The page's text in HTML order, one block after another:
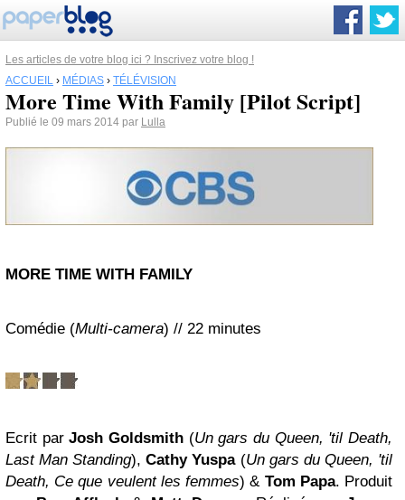
Les articles de votre blog ici ? Inscrivez votre blog !
ACCUEIL › MÉDIAS › TÉLÉVISION
More Time With Family [Pilot Script]
Publié le 09 mars 2014 par Lulla
MORE TIME WITH FAMILY
Comédie (Multi-camera) // 22 minutes
Ecrit parJosh Goldsmith (Un gars du Queen, 'til Death,
Last Man Standing),Cathy Yuspa(Un gars du Queen, 'til
Death, Ce que veulent les femmes) & Tom Papa. Produit